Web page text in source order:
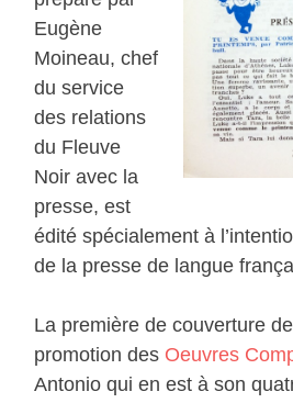
Eugène
Moineau, chef
du service
des relations
du Fleuve
Noir avec la
presse, est
édité spécialement à
de la presse de langue
La première de couverture
promotion des Oeuvres
Antonio qui en est à son